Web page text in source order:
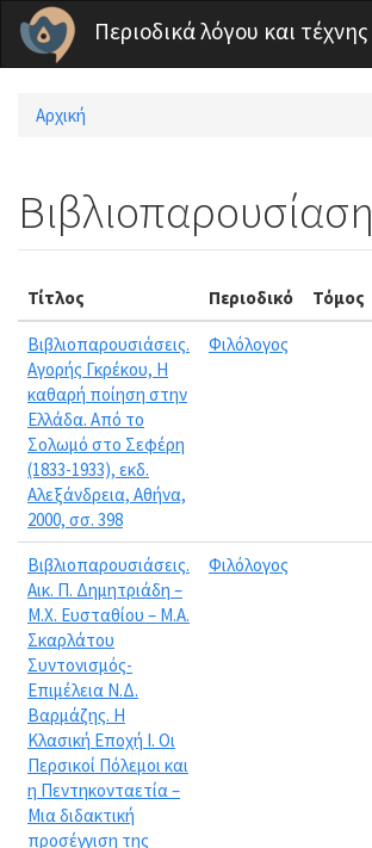
Παράκαμψη προς το κυρίως περιεχόμενο
Περιοδικά λόγου και τέχνης
Είστε εδώ
Αρχική
Βιβλιοπαρουσίαση
Τίτλος Περιοδικό Τόμος
Βιβλιοπαρουσιάσεις.
Αγορής Γκρέκου, Η
καθαρή ποίηση στην
Ελλάδα. Από το
Σολωμό στο Σεφέρη
(1833-1933), εκδ.
Αλεξάνδρεια, Αθήνα,
2000, σσ. 398
Φιλόλογος
Βιβλιοπαρουσιάσεις.
Αικ. Π. Δημητριάδη –
Μ.Χ. Ευσταθίου – Μ.Α.
Σκαρλάτου
Συντονισμός-
Επιμέλεια Ν.Δ.
Βαρμάζης. Η
Κλασική Εποχή Ι. Οι
Περσικοί Πόλεμοι και
η Πεντηκονταετία –
Μια διδακτική
προσέγγιση της
Φιλόλογος